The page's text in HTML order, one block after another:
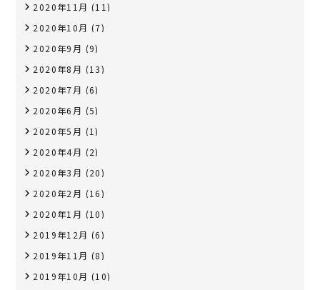
2020年11月 (11)
2020年10月 (7)
2020年9月 (9)
2020年8月 (13)
2020年7月 (6)
2020年6月 (5)
2020年5月 (1)
2020年4月 (2)
2020年3月 (20)
2020年2月 (16)
2020年1月 (10)
2019年12月 (6)
2019年11月 (8)
2019年10月 (10)